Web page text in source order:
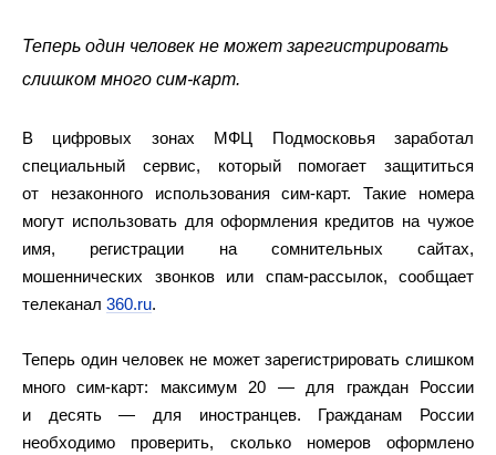
Теперь один человек не может зарегистрировать
слишком много сим-карт.
В цифровых зонах МФЦ Подмосковья заработал
специальный сервис, который помогает защититься
от незаконного использования сим-карт. Такие номера
могут использовать для оформления кредитов на чужое
имя, регистрации на сомнительных сайтах,
мошеннических звонков или спам-рассылок, сообщает
телеканал 360.ru.
Теперь один человек не может зарегистрировать слишком
много сим-карт: максимум 20 — для граждан России
и десять — для иностранцев. Гражданам России
необходимо проверить, сколько номеров оформлено